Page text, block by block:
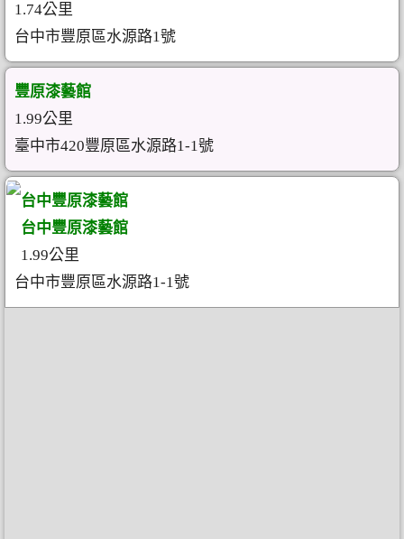
1.74公里
台中市豐原區水源路1號
豐原漆藝館
1.99公里
臺中市420豐原區水源路1-1號
台中豐原漆藝館
台中豐原漆藝館
1.99公里
台中市豐原區水源路1-1號